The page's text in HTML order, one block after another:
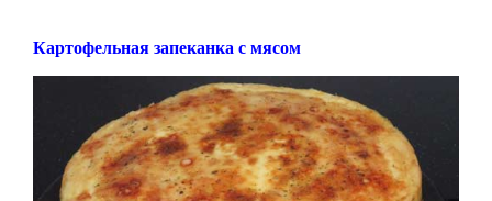
Картофельная запеканка с мясом